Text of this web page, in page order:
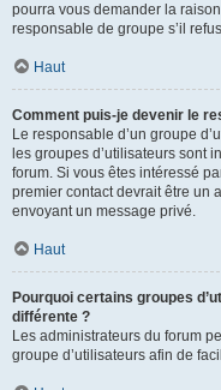
pourra vous demander la
responsable de groupe s’il
Haut
Comment puis-je devenir le
Le responsable d’un groupe
les groupes d’utilisateurs sont
forum. Si vous êtes intéressé
premier contact devrait être un
envoyant un message privé.
Haut
Pourquoi certains groupes
différente ?
Les administrateurs du forum
groupe d’utilisateurs afin de